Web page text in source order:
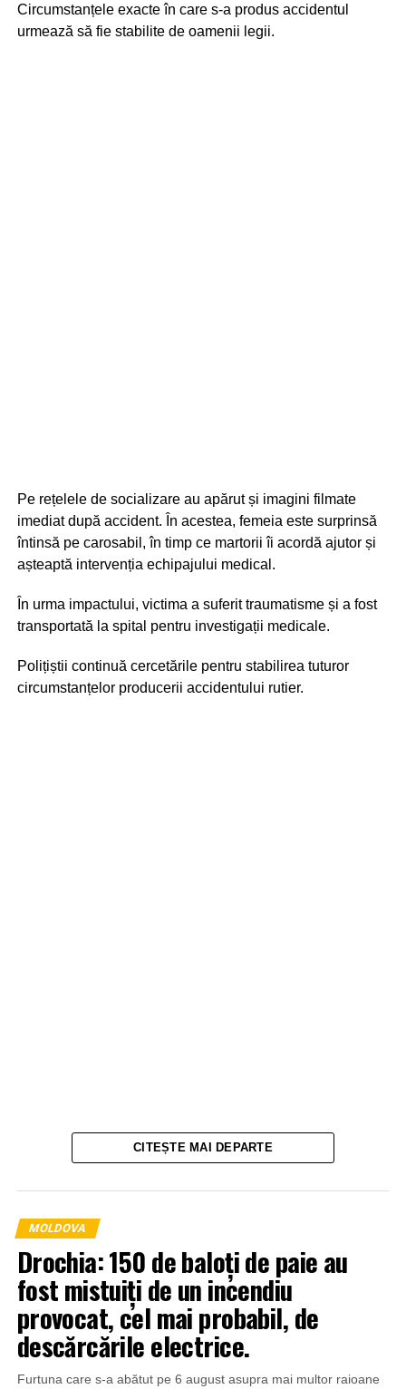
Circumstanțele exacte în care s-a produs accidentul
urmează să fie stabilite de oamenii legii.
Pe rețelele de socializare au apărut și imagini filmate
imediat după accident. În acestea, femeia este surprinsă
întinsă pe carosabil, în timp ce martorii îi acordă ajutor și
așteaptă intervenția echipajului medical.
În urma impactului, victima a suferit traumatisme și a fost
transportată la spital pentru investigații medicale.
Polițiștii continuă cercetările pentru stabilirea tuturor
circumstanțelor producerii accidentului rutier.
CITEȘTE MAI DEPARTE
MOLDOVA
Drochia: 150 de baloți de paie au
fost mistuiți de un incendiu
provocat, cel mai probabil, de
descărcările electrice.
Furtuna care s-a abătut pe 6 august asupra mai multor raioane